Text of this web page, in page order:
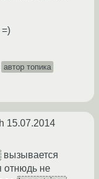
автор топика
15.07.2014
вызывается
отнюдь не